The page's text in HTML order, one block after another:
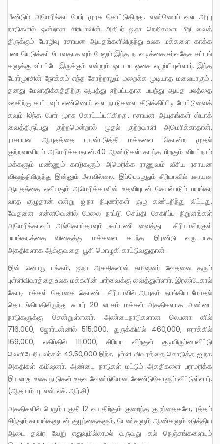
மீண்டும் அமெரிக்கா போர் முரசு கொட்டுகிறது. எண்ணெய் வள அரபு
நாடுகளில் ஒன்றான சிரியாவின் அதிபர் ஐ.நா நெறிகளை மீறி வைத்
திருக்கும் பேரழிவு ரசாயன ஆயுதங்களிலிருந்து உலக மக்களை காக்க
படையெடுக்கப் போவதாக வும் மேலும் இந்த நடவடிக்கை சர்வதேச சட்டங்
களுக்கு உட்பட்டே இருக்கும் என்றும் ஒபாமா ஓசை எழுப்பியுள்ளார். இந்த
போர்முரசின் நோக்கம் எந்த சோற்றாலும் மறைக்க முடியாத மலையாகும்..
தனது மேலாதிக்கத்திற்கு ஆபத்து ஏற்பட்டதாக பயந்து ஆயுத பலத்தை
உலகிற்கு காட்டவும் எண்ணெய் வள நாடுகளை கிடுக்கிப்பிடி போட்டுவைக்
கவும் இந்த போர் முரசு கொட்டப்படுகிறது. ரசாயன ஆயுதங்கள் ஸ்டாக்
வைத்திருப்பது குற்றமென்றால் முதல் குற்றவாளி அமெரிக்காதான்.
ராசாயன ஆயுதத்தை பயன்படுத்தி மக்களை கொன்ற முதல்
குற்றவாளியும் அமெரிக்காதான்.40 ஆண்டுகள் கடந்த பிறகும் வியட்நாம்
மக்களும் மண்ணும் காடுகளும் அமெரிக்க ராணுவம் வீசிய ரசாயன
விஷத்திலிருந்து இன்னும் மீளவில்லை.. இப்பொழுதும் சிரியாவில் ரசாயன
ஆயுதத்தை ஏவியதும் அமெரிக்காவின் உதவியுடன் செயல்படும் பயங்கர
வாத குழுதான் என்று ஐ.நா நிபுணர்கள் குழு கண்டறிந்து விட்டது.
வேதனை என்னவெனில் மேலை நாட்டு செய்தி சேகரிப்பு நிறுனங்கள்
அமெரிக்காவும் அல்கொய்தாவும் கூட்டணி வைத்து சிரியாவிறகுள்
பயங்கர.த்தை விதைத்து மக்களை கடந்த இரண்டு வருடமாக
அகதிகளாக ஆக்குவதை பூசி மொழுகி காட்டுவதுதான்.
இன் னொரு பக்கம், ஐ.நா அகதிகளின் கமிஷனர் வேதனை தரும்
புள்ளிவிவரத்தை உலக மக்களின் பார்வைக்கு வைத்துள்ளார். இரண்டேகால்
கோடி மக்கள் தொகை கொண்ட சிரியாவில் ஆயுதம் தாங்கிய மோதல்
தொடங்கியதிலிருந்து சுமார் 20 லடசம் மக்கள் அகதிகளாக அண்டை
நாடுகளுக்கு சென்றுள்ளனர். அண்டைநாடுகளான லெபனா னில்
716,000, ஜோர்டன்னில் 515,000, துருக்கியில் 460,000, ஈராக்கில்
169,000, எகிப்தில் 111,000, சிரியா விற்குள் குடியிருப்பைவிட்டு
வெளியேறியவர்கள் 42,50,000.இந்த புள்ளி விவரத்தை கொடுத்த ஐ.நா.
அகதிகள் கமிஷனர், அண்டை நாடுகள் மட்டும் அகதிகளை பராமரிக்க
இயலாது உலக நாடுகள் உதவ வேண்டுமென வேண்டுகோளும் விட்டுள்ளார்.
(ஆதாரம் யு. என். எச். ஆர்.சி)
அகதிகளில் பெரும் பகுதி 12 வயதிற்கும் குறைந்த குழந்தைகளே, ரத்தம்
சிந்தும் காயங்களுடன் குழந்தைகளும், பெண்களும் ஆண்களும் உடுத்திய
ஆடை தவிர வேறு எதுவுமில்லாமல் வருவது கல் நெஞ்சங்களையும்